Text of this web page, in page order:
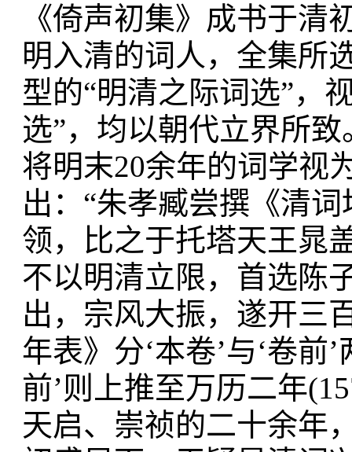
《倚声初集》成书于清
明入清的词人，全集所
型的“明清之际词选”，
选”，均以朝代立界所
将明末20余年的词学视
出：“朱孝臧尝撰《清
领，比之于托塔天王晁
不以明清立限，首选陈
出，宗风大振，遂开三
年表》分‘本卷’与‘卷前
前’则上推至万历二年
天启、崇祯的二十余年